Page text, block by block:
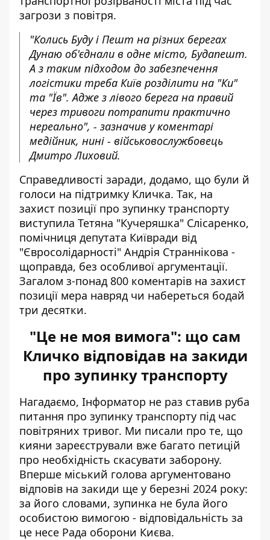
загрози з повітря.
"Колись Буду і Пешт на різних берегах
Дунаю об'єднали в одне місто, Будапешт.
А з таким підходом до забезпечення
логістики треба Київ розділити на "Ки"
та "Їв". Адже з лівого берега на правий
через тривоги потрапити практично
нереально", - зазначив у коментарі
медійник, нині - військовослужбовець
Дмитро Лиховий.
Справедливості заради, додамо, що були й
голоси на підтримку Кличка. Так, на
захист позиції про зупинку транспорту
виступила Тетяна "Кучеряшка" Слісаренко,
помічниця депутата Київради від
"Євросолідарності" Андрія Страннікова -
щоправда, без особливої аргументації.
Загалом з-понад 800 коментарів на захист
позиції мера навряд чи набереться бодай
три десятки.
"Це не моя вимога": що сам
Кличко відповідав на закиди
про зупинку транспорту
Нагадаємо, Інформатор не раз ставив руба
питання про зупинку транспорту під час
повітряних тривог. Ми писали про те, що
кияни зареєстрували вже багато петицій
про необхідність скасувати заборону.
Вперше міський голова аргументовано
відповів на закиди ще у березні 2024 року:
за його словами, зупинка не була його
особистою вимогою - відповідальність за
це несе Рада оборони Києва.